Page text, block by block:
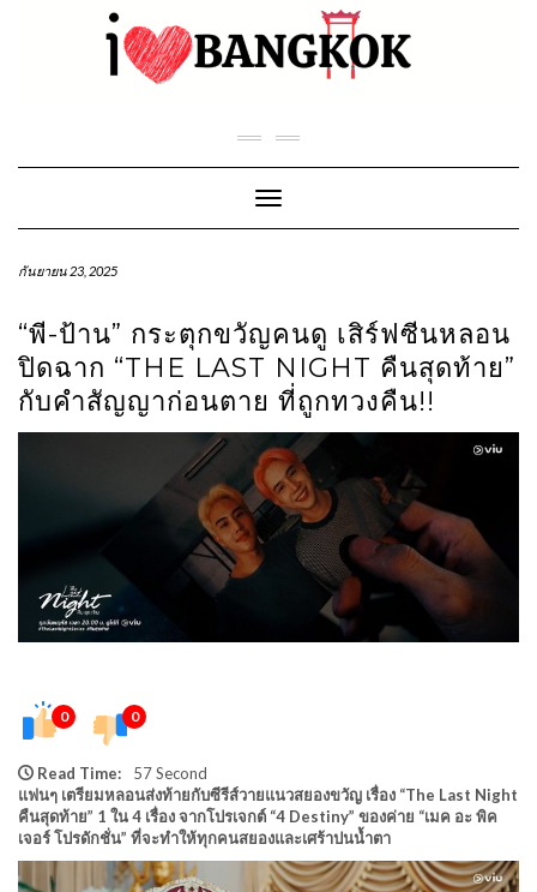
Toggle Navigation
กันยายน 23, 2025
“พี-ป้าน” กระตุกขวัญคนดู เสิร์ฟซีนหลอน
ปิดฉาก “THE LAST NIGHT คืนสุดท้าย”
กับคำสัญญาก่อนตาย ที่ถูกทวงคืน!!
0 0
Read Time:
57 Second
แฟนๆ เตรียมหลอนส่งท้ายกับซีรีส์วายแนวสยองขวัญ เรื่อง “The Last Night
คืนสุดท้าย” 1 ใน 4 เรื่อง จากโปรเจกต์ “4 Destiny” ของค่าย “เมค อะ พิค
เจอร์ โปรดักชั่น” ที่จะทำให้ทุกคนสยองและเศร้าปนน้ำตา